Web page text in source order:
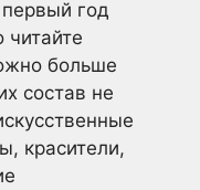
год
читайте
больше
состав не
красители,